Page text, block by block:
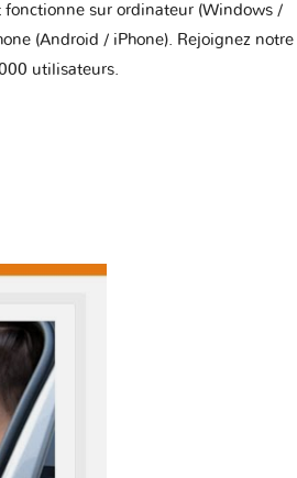
sur ordinateur (Windows /
(Android / iPhone). Rejoignez notre
utilisateurs.